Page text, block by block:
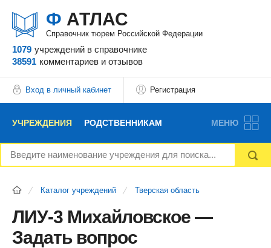
Ф АТЛАС
Справочник тюрем Российской Федерации
1079 учреждений в справочнике
38591 комментариев и отзывов
Вход в личный кабинет Регистрация
УЧРЕЖДЕНИЯ РОДСТВЕННИКАМ
НОВОСТИ БЛОГ АДВОКАТЫ
РЕКЛАМОДАТЕЛЯМ
МЕНЮ
Каталог учреждений Тверская область
ЛИУ-3 Михайловское —
Задать вопрос